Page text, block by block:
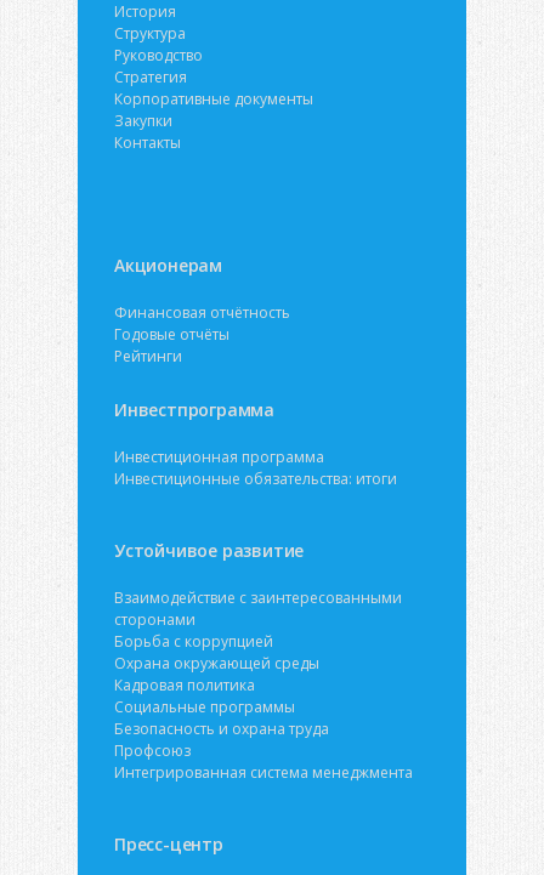
История
Структура
Руководство
Стратегия
Корпоративные документы
Закупки
Контакты
Акционерам
Финансовая отчётность
Годовые отчёты
Рейтинги
Инвестпрограмма
Инвестиционная программа
Инвестиционные обязательства: итоги
Устойчивое развитие
Взаимодействие с заинтересованными
сторонами
Борьба с коррупцией
Охрана окружающей среды
Кадровая политика
Социальные программы
Безопасность и охрана труда
Профсоюз
Интегрированная система менеджмента
Пресс-центр